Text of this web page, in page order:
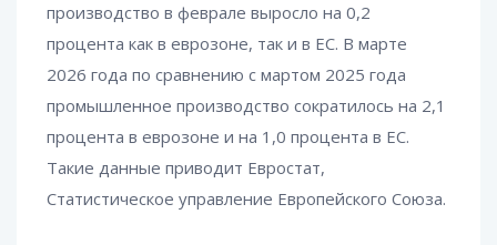
производство в феврале выросло на 0,2
процента как в еврозоне, так и в ЕС. В марте
2026 года по сравнению с мартом 2025 года
промышленное производство сократилось на 2,1
процента в еврозоне и на 1,0 процента в ЕС.
Такие данные приводит Евростат,
Статистическое управление Европейского Союза.